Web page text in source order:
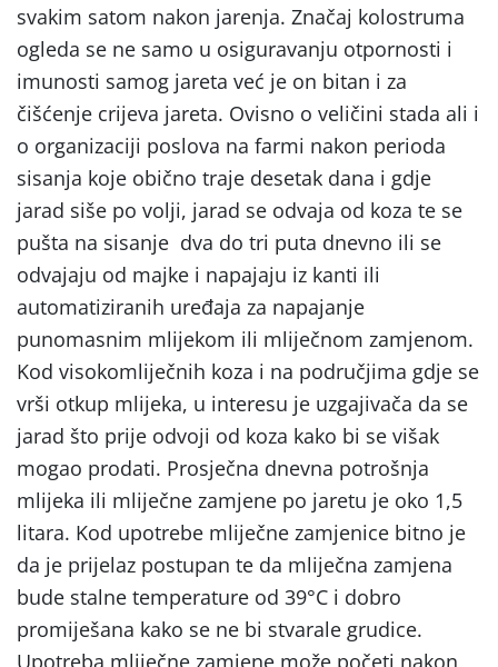
svakim satom nakon jarenja. Značaj kolostruma
ogleda se ne samo u osiguravanju otpornosti i
imunosti samog jareta već je on bitan i za
čišćenje crijeva jareta. Ovisno o veličini stada ali i
o organizaciji poslova na farmi nakon perioda
sisanja koje obično traje desetak dana i gdje
jarad siše po volji, jarad se odvaja od koza te se
pušta na sisanje dva do tri puta dnevno ili se
odvajaju od majke i napajaju iz kanti ili
automatiziranih uređaja za napajanje
punomasnim mlijekom ili mliječnom zamjenom.
Kod visokomliječnih koza i na područjima gdje se
vrši otkup mlijeka, u interesu je uzgajivača da se
jarad što prije odvoji od koza kako bi se višak
mogao prodati. Prosječna dnevna potrošnja
mlijeka ili mliječne zamjene po jaretu je oko 1,5
litara. Kod upotrebe mliječne zamjenice bitno je
da je prijelaz postupan te da mliječna zamjena
bude stalne temperature od 39°C i dobro
promiješana kako se ne bi stvarale grudice.